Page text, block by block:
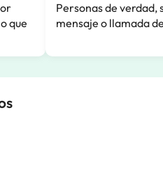
que
Personas de verdad,
mensaje o llamada